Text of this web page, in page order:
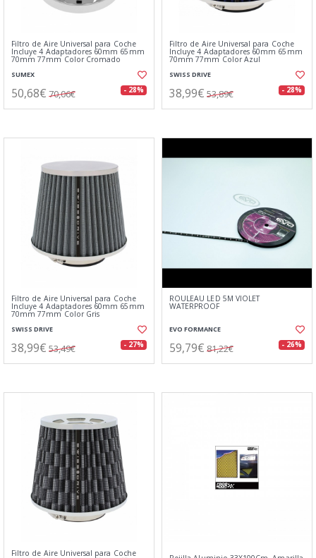
Filtro de Aire Universal para Coche
Incluye 4 Adaptadores 60mm 65mm
70mm 77mm Color Cromado
SUMEX
50,68€ 70,06€ - 28%
Filtro de Aire Universal para Coche
Incluye 4 Adaptadores 60mm 65mm
70mm 77mm Color Azul
SWISS DRIVE
38,99€ 53,89€ - 28%
Filtro de Aire Universal para Coche
Incluye 4 Adaptadores 60mm 65mm
70mm 77mm Color Gris
SWISS DRIVE
38,99€ 53,49€ - 27%
ROULEAU LED 5M VIOLET
WATERPROOF
EVO FORMANCE
59,79€ 81,22€ - 26%
Filtro de Aire Universal para Coche